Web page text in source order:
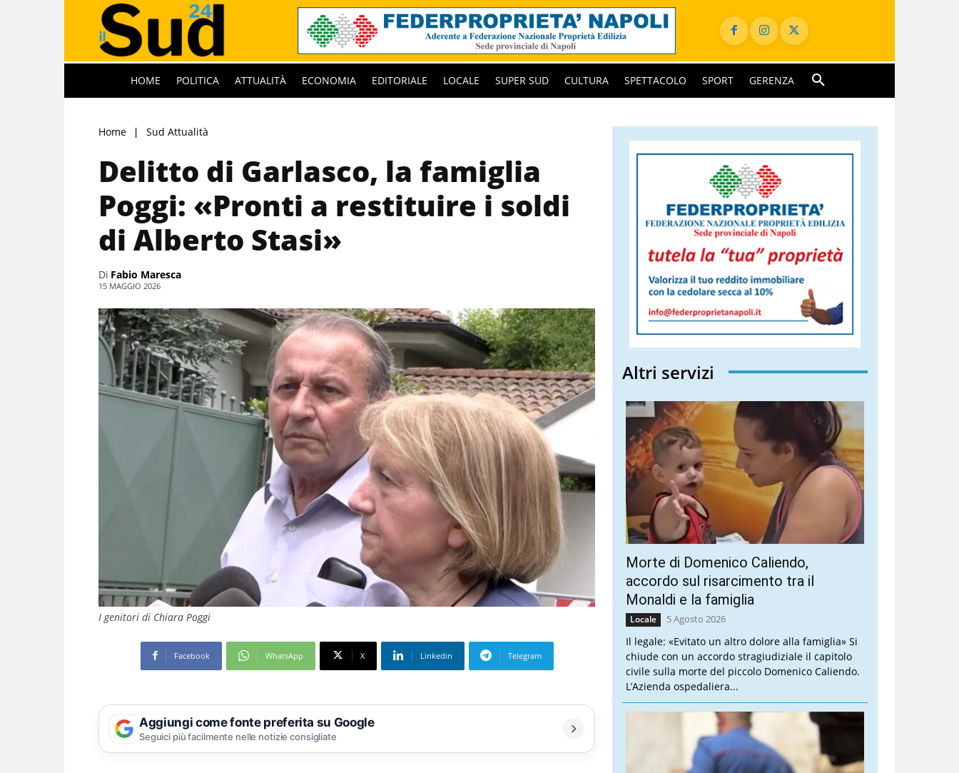
HOME POLITICA ATTUALITÀ ECONOMIA EDITORIALE LOCALE SUPER SUD CULTURA SPETTACOLO SPORT GERENZA
Home Sud Attualità
Delitto di Garlasco, la famiglia
Poggi: «Pronti a restituire i soldi
di Alberto Stasi»
Di Fabio Maresca
15 MAGGIO 2026
I genitori di Chiara Poggi
Facebook WhatsApp X Linkedin Telegram
Aggiungi come fonte preferita su Google
Seguici più facilmente nelle notizie consigliate
Altri servizi
Morte di Domenico Caliendo,
accordo sul risarcimento tra il
Monaldi e la famiglia
Locale 5 Agosto 2026
Il legale: «Evitato un altro dolore alla famiglia» Si
chiude con un accordo stragiudiziale il capitolo
civile sulla morte del piccolo Domenico Caliendo.
L’Azienda ospedaliera...